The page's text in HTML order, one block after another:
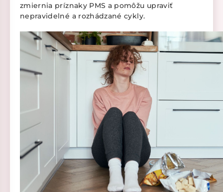
zmiernia príznaky PMS a pomôžu upraviť
nepravidelné a rozhádzané cykly.